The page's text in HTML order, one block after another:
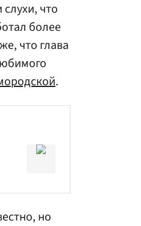
что
более
что глава
.
но